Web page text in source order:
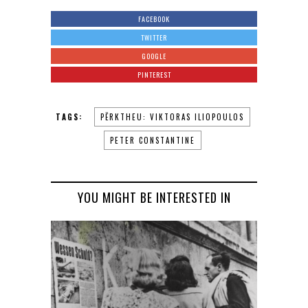
FACEBOOK
TWITTER
GOOGLE
PINTEREST
TAGS: PËRKTHEU: VIKTORАS ILIOPOULOS
PETER CONSTANTINE
YOU MIGHT BE INTERESTED IN